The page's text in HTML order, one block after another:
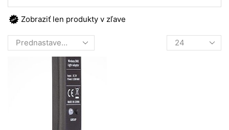
Zobraziť len produkty v zľave
Products
per